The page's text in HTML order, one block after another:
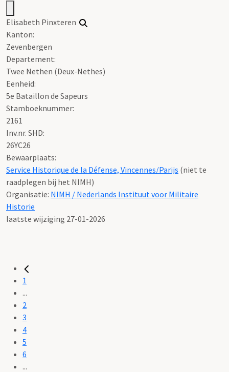
Elisabeth Pinxteren
Kanton:
Zevenbergen
Departement:
Twee Nethen (Deux-Nethes)
Eenheid:
5e Bataillon de Sapeurs
Stamboeknummer:
2161
Inv.nr. SHD:
26YC26
Bewaarplaats:
Service Historique de la Défense, Vincennes/Parijs (niet te
raadplegen bij het NIMH)
Organisatie: NIMH / Nederlands Instituut voor Militaire
Historie
laatste wijziging 27-01-2026
1
...
2
3
4
5
6
...